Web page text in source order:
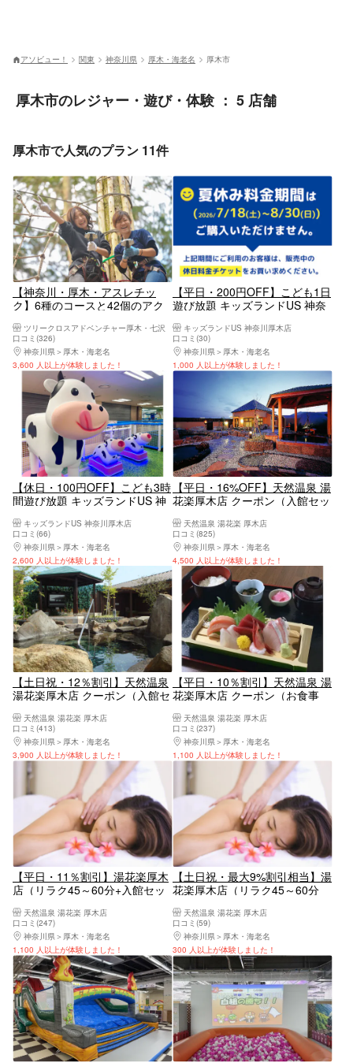
アソビュー！ 関東 神奈川県 厚木・海老名 厚木市
厚木市のレジャー・遊び・体験 ： 5 店舗
厚木市で人気のプラン 11件
【神奈川・厚木・アスレチッ
ク】6種のコースと42個のアク
リル満点の大冒険を体験しよう
♪ツリークロスアドベンチャー
（ジップライン付）
ツリークロスアドベンチャー厚木・七沢
口コミ(326)
神奈川県
厚木・海老名
3,600 人以上が体験しました！
【平日・200円OFF】こども1日
遊び放題 キッズランドUS 神奈
キッズランドUS 神奈川厚木店
口コミ(30)
神奈川県
厚木・海老名
1,000 人以上が体験しました！
【休日・100円OFF】こども3時
間遊び放題 キッズランドUS 神
キッズランドUS 神奈川厚木店
口コミ(66)
神奈川県
厚木・海老名
2,600 人以上が体験しました！
【平日・16%OFF】天然温泉 湯
花楽厚木店 クーポン（入館セッ
天然温泉 湯花楽 厚木店
口コミ(825)
神奈川県
厚木・海老名
4,500 人以上が体験しました！
【土日祝・12％割引】天然温泉
湯花楽厚木店 クーポン（入館セ
天然温泉 湯花楽 厚木店
口コミ(413)
神奈川県
厚木・海老名
3,900 人以上が体験しました！
【平日・10％割引】天然温泉 湯
花楽厚木店 クーポン（お食事
天然温泉 湯花楽 厚木店
口コミ(237)
神奈川県
厚木・海老名
1,100 人以上が体験しました！
【平日・11％割引】湯花楽厚木
店（リラク45～60分+入館セッ
天然温泉 湯花楽 厚木店
口コミ(247)
神奈川県
厚木・海老名
1,100 人以上が体験しました！
【土日祝・最大9%割引相当】湯
花楽厚木店（リラク45～60分
天然温泉 湯花楽 厚木店
口コミ(59)
神奈川県
厚木・海老名
300 人以上が体験しました！